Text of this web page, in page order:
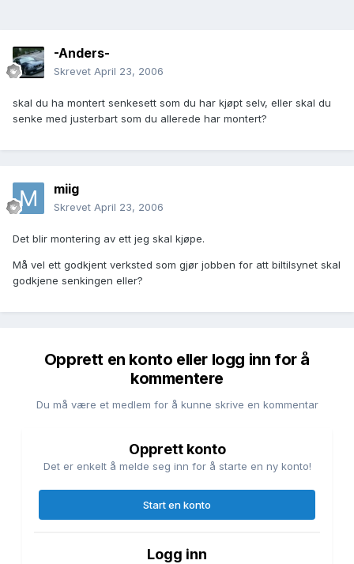
-Anders-
Skrevet April 23, 2006
skal du ha montert senkesett som du har kjøpt selv, eller skal du
senke med justerbart som du allerede har montert?
miig
Skrevet April 23, 2006
Det blir montering av ett jeg skal kjøpe.
Må vel ett godkjent verksted som gjør jobben for att biltilsynet skal
godkjene senkingen eller?
Opprett en konto eller logg inn for å
kommentere
Du må være et medlem for å kunne skrive en kommentar
Opprett konto
Det er enkelt å melde seg inn for å starte en ny konto!
Start en konto
Logg inn